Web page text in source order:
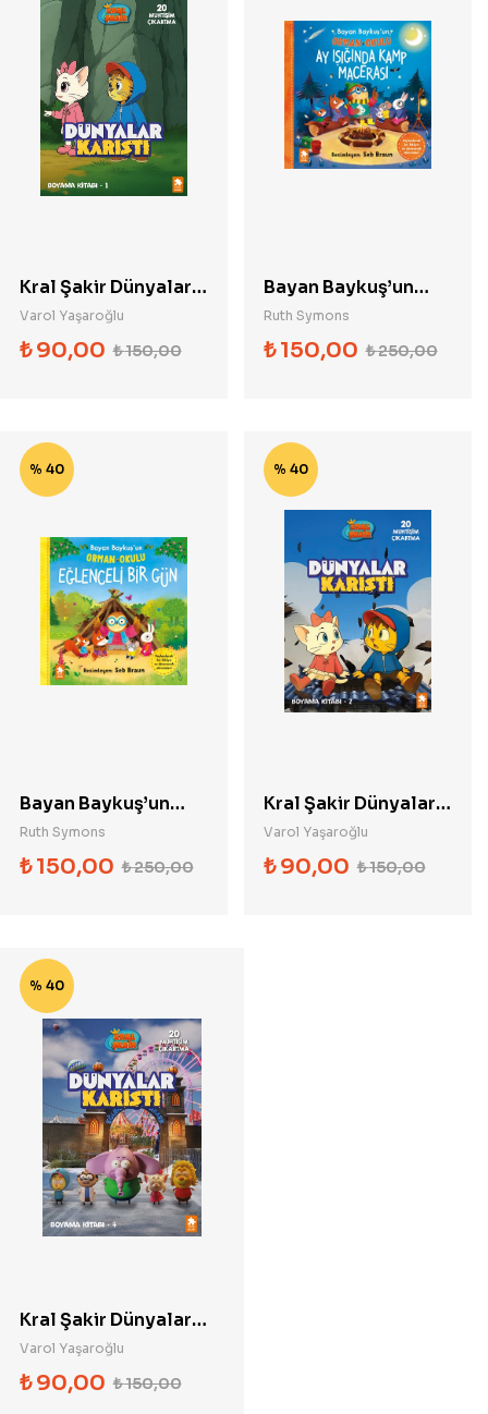
Kral Şakir Dünyalar
Karıştı Boyama
Kitabı 1
Varol Yaşaroğlu
₺150,00
₺90,00
Bayan Baykuş’un
Orman Okulu- Ay
Işığında Kamp
Macerası
Ruth Symons
₺250,00
₺150,00
% 40
Bayan Baykuş’un
Orman Okulu-
Eğlenceli Bir Gün
Ruth Symons
₺250,00
₺150,00
% 40
Kral Şakir Dünyalar
Karıştı Boyama
Kitabı 2
Varol Yaşaroğlu
₺150,00
₺90,00
% 40
Kral Şakir Dünyalar
Karıştı Boyama Kitabı
4
Varol Yaşaroğlu
₺150,00
₺90,00